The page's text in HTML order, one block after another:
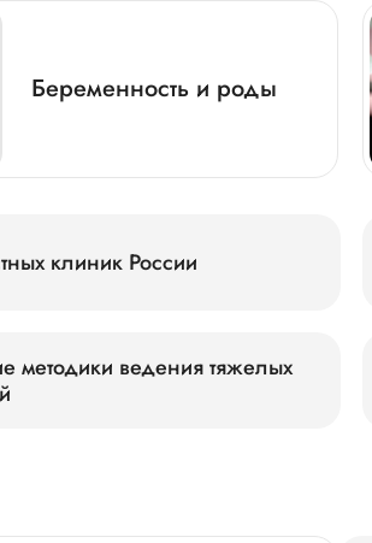
Беременность и роды
клиник России
методики ведения тяжелых